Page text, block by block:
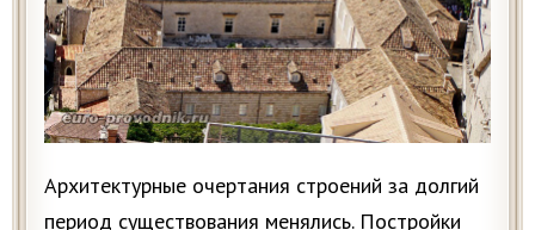
Архитектурные очертания строений за долгий
период существования менялись. Постройки